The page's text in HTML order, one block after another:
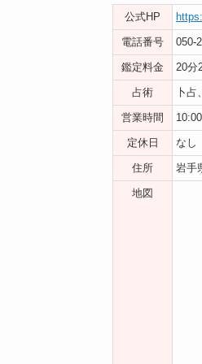
公式HP
電話番号 050-
鑑定料金 20分
占術 卜
営業時間
定休日 なし
住所 岩手
地図